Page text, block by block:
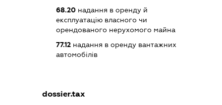
68.20надання в оренду й
експлуатацію власного чи
орендованого нерухомого майна
77.12надання в оренду вантажних
автомобілів
dossier.tax